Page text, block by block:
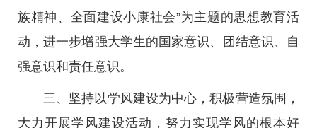
族精神、全面建设小康社会”为主题的思想教育活
动，进一步增强大学生的国家意识、团结意识、自
强意识和责任意识。
三、坚持以学风建设为中心，积极营造氛围，
大力开展学风建设活动，努力实现学风的根本好